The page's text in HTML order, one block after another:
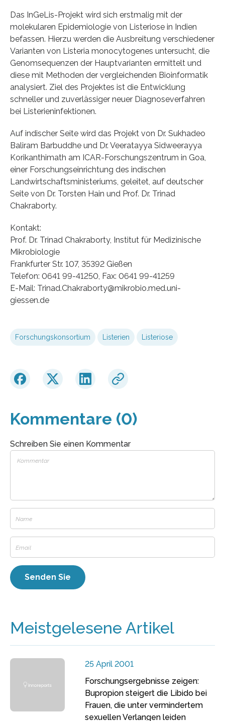
Das InGeLis-Projekt wird sich erstmalig mit der
molekularen Epidemiologie von Listeriose in Indien
befassen. Hierzu werden die Ausbreitung verschiedener
Varianten von Listeria monocytogenes untersucht, die
Genomsequenzen der Hauptvarianten ermittelt und
diese mit Methoden der vergleichenden Bioinformatik
analysiert. Ziel des Projektes ist die Entwicklung
schneller und zuverlässiger neuer Diagnoseverfahren
bei Listerieninfektionen.
Auf indischer Seite wird das Projekt von Dr. Sukhadeo
Baliram Barbuddhe und Dr. Veeratayya Sidweerayya
Korikanthimath am ICAR-Forschungszentrum in Goa,
einer Forschungseinrichtung des indischen
Landwirtschaftsministeriums, geleitet, auf deutscher
Seite von Dr. Torsten Hain und Prof. Dr. Trinad
Chakraborty.
Kontakt:
Prof. Dr. Trinad Chakraborty, Institut für Medizinische
Mikrobiologie
Frankfurter Str. 107, 35392 Gießen
Telefon: 0641 99-41250, Fax: 0641 99-41259
E-Mail: Trinad.Chakraborty@mikrobio.med.uni-
giessen.de
Forschungskonsortium Listerien Listeriose
Kommentare (0)
Schreiben Sie einen Kommentar
Meistgelesene Artikel
25 April 2001
Forschungsergebnisse zeigen:
Bupropion steigert die Libido bei
Frauen, die unter vermindertem
sexuellen Verlangen leiden